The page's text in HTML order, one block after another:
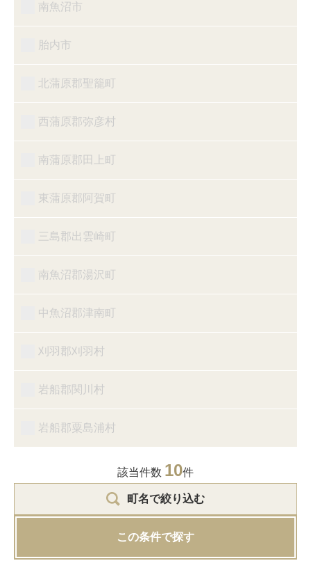
南魚沼市
胎内市
北蒲原郡聖籠町
西蒲原郡弥彦村
南蒲原郡田上町
東蒲原郡阿賀町
三島郡出雲崎町
南魚沼郡湯沢町
中魚沼郡津南町
刈羽郡刈羽村
岩船郡関川村
岩船郡粟島浦村
該当件数 10件
町名で絞り込む
この条件で探す